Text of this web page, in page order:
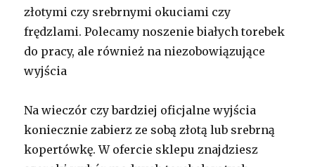
złotymi czy srebrnymi okuciami czy
frędzlami. Polecamy noszenie białych torebek
do pracy, ale również na niezobowiązujące
wyjścia
Na wieczór czy bardziej oficjalne wyjścia
koniecznie zabierz ze sobą złotą lub srebrną
kopertówkę. W ofercie sklepu znajdziesz